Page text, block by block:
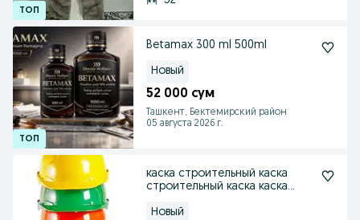
Betamax 300 ml 500ml
Новый
52 000 сум
Ташкент, Бектемирский район
05 августа 2026 г.
каска строительный каска
строительный каска каска
Новый